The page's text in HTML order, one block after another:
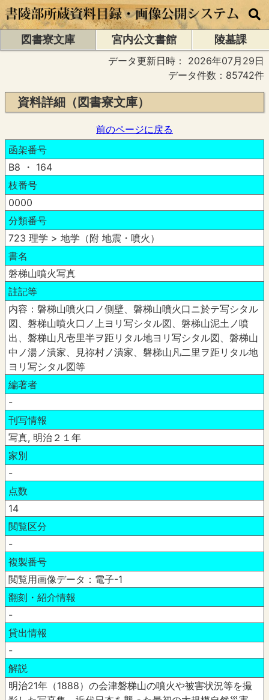
図書寮文庫 宮内公文書館
陵墓課
データ更新日時： 2026年07月29日
データ件数：85742件
資料詳細（図書寮文庫）
前のページに戻る
函架番号
B8 ・ 164
枝番号
0000
分類番号
723 理学 > 地学（附 地震・噴火）
書名
磐梯山噴火写真
註記等
内容：磐梯山噴火口ノ側壁、磐梯山噴火口ニ於テ写シタル
図、磐梯山噴火口ノ上ヨリ写シタル図、磐梯山泥土ノ噴
出、磐梯山凡壱里半ヲ距リタル地ヨリ写シタル図、磐梯山
中ノ湯ノ潰家、見祢村ノ潰家、磐梯山凡二里ヲ距リタル地
ヨリ写シタル図等
編著者
-
刊写情報
写真, 明治２１年
家別
-
点数
14
閲覧区分
-
複製番号
閲覧用画像データ：電子-1
翻刻・紹介情報
-
貸出情報
-
解説
明治21年（1888）の会津磐梯山の噴火や被害状況等を撮